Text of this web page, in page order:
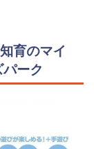
育のマイ
ーク